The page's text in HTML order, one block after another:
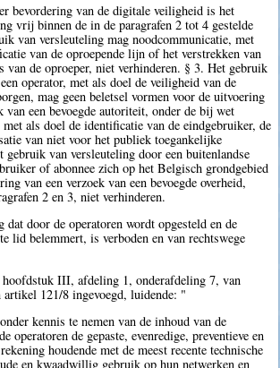
bevordering van de digitale veiligheid is het
vrij binnen de in de paragrafen 2 tot 4 gestelde
van versleuteling mag noodcommunicatie, met
van de oproepende lijn of het verstrekken van
van de oproeper, niet verhinderen. § 3. Het gebruik
operator, met als doel de veiligheid van de
mag geen beletsel vormen voor de uitvoering
van een bevoegde autoriteit, onder de bij wet
met als doel de identificatie van de eindgebruiker, de
van niet voor het publiek toegankelijke
gebruik van versleuteling door een buitenlandse
of abonnee zich op het Belgisch grondgebied
van een verzoek van een bevoegde overheid,
2 en 3, niet verhinderen.
dat door de operatoren wordt opgesteld en de
lid belemmert, is verboden en van rechtswege
III, afdeling 1, onderafdeling 7, van
artikel 121/8 ingevoegd, luidende: "
kennis te nemen van de inhoud van de
operatoren de gepaste, evenredige, preventieve en
houdende met de meest recente technische
en kwaadwillig gebruik op hun netwerken en